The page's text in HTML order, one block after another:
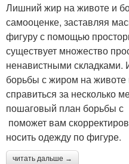
Лишний жир на животе и
самооценке, заставляя
фигуру с помощью
существует множество
ненавистными складками.
борьбы с жиром на
справиться за несколько
пошаговый план борьбы с
поможет вам
носить одежду по фигуре.
читать дальше →